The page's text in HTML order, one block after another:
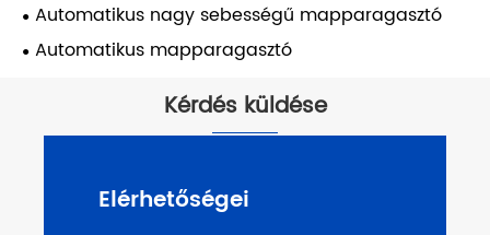
Automatikus nagy sebességű mapparagasztó
Automatikus mapparagasztó
Kérdés küldése
Elérhetőségei